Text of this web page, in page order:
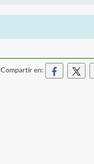
Compartir en: